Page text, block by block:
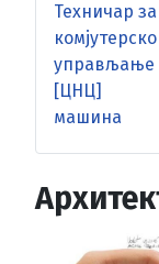
Техничар за
комјутерско
управљање
[ЦНЦ]
машина